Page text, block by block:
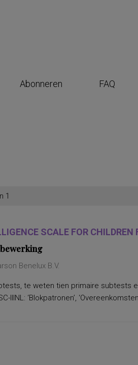
Abonneren FAQ
1
SCALE FOR
Benelux B.V.
te weten tien primaire subtests
IIINL: ‘Blokpatronen’,